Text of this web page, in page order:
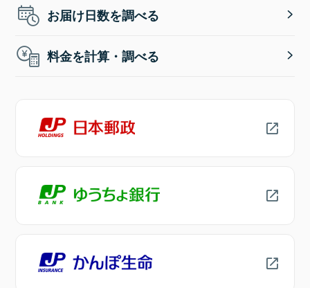
お届け日数を調べる
料金を計算・調べる